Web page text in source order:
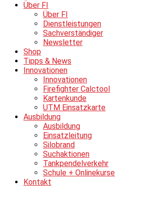
Über FI
Über FI
Dienstleistungen
Sachverständiger
Newsletter
Shop
Tipps & News
Innovationen
Innovationen
Firefighter Calctool
Kartenkunde
UTM Einsatzkarte
Ausbildung
Ausbildung
Einsatzleitung
Silobrand
Suchaktionen
Tankpendelverkehr
Schule + Onlinekurse
Kontakt